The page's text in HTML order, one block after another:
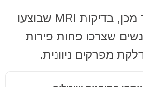
10 שנים לאחר מכן, בדיקות MRI שבוצעו
שצרכו פחות פירות
מפרקים ניוונית.